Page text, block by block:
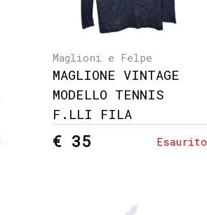
Maglioni e Felpe
MAGLIONE VINTAGE
MODELLO TENNIS
F.LLI FILA
€ 35 Esaurito